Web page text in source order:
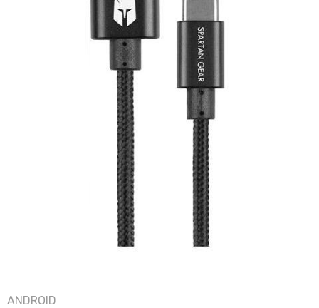
ANDROID